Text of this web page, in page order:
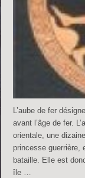
L’aube de fer
avant l’âge de fer.
orientale, une
princesse guerrière,
bataille. Elle est
île …